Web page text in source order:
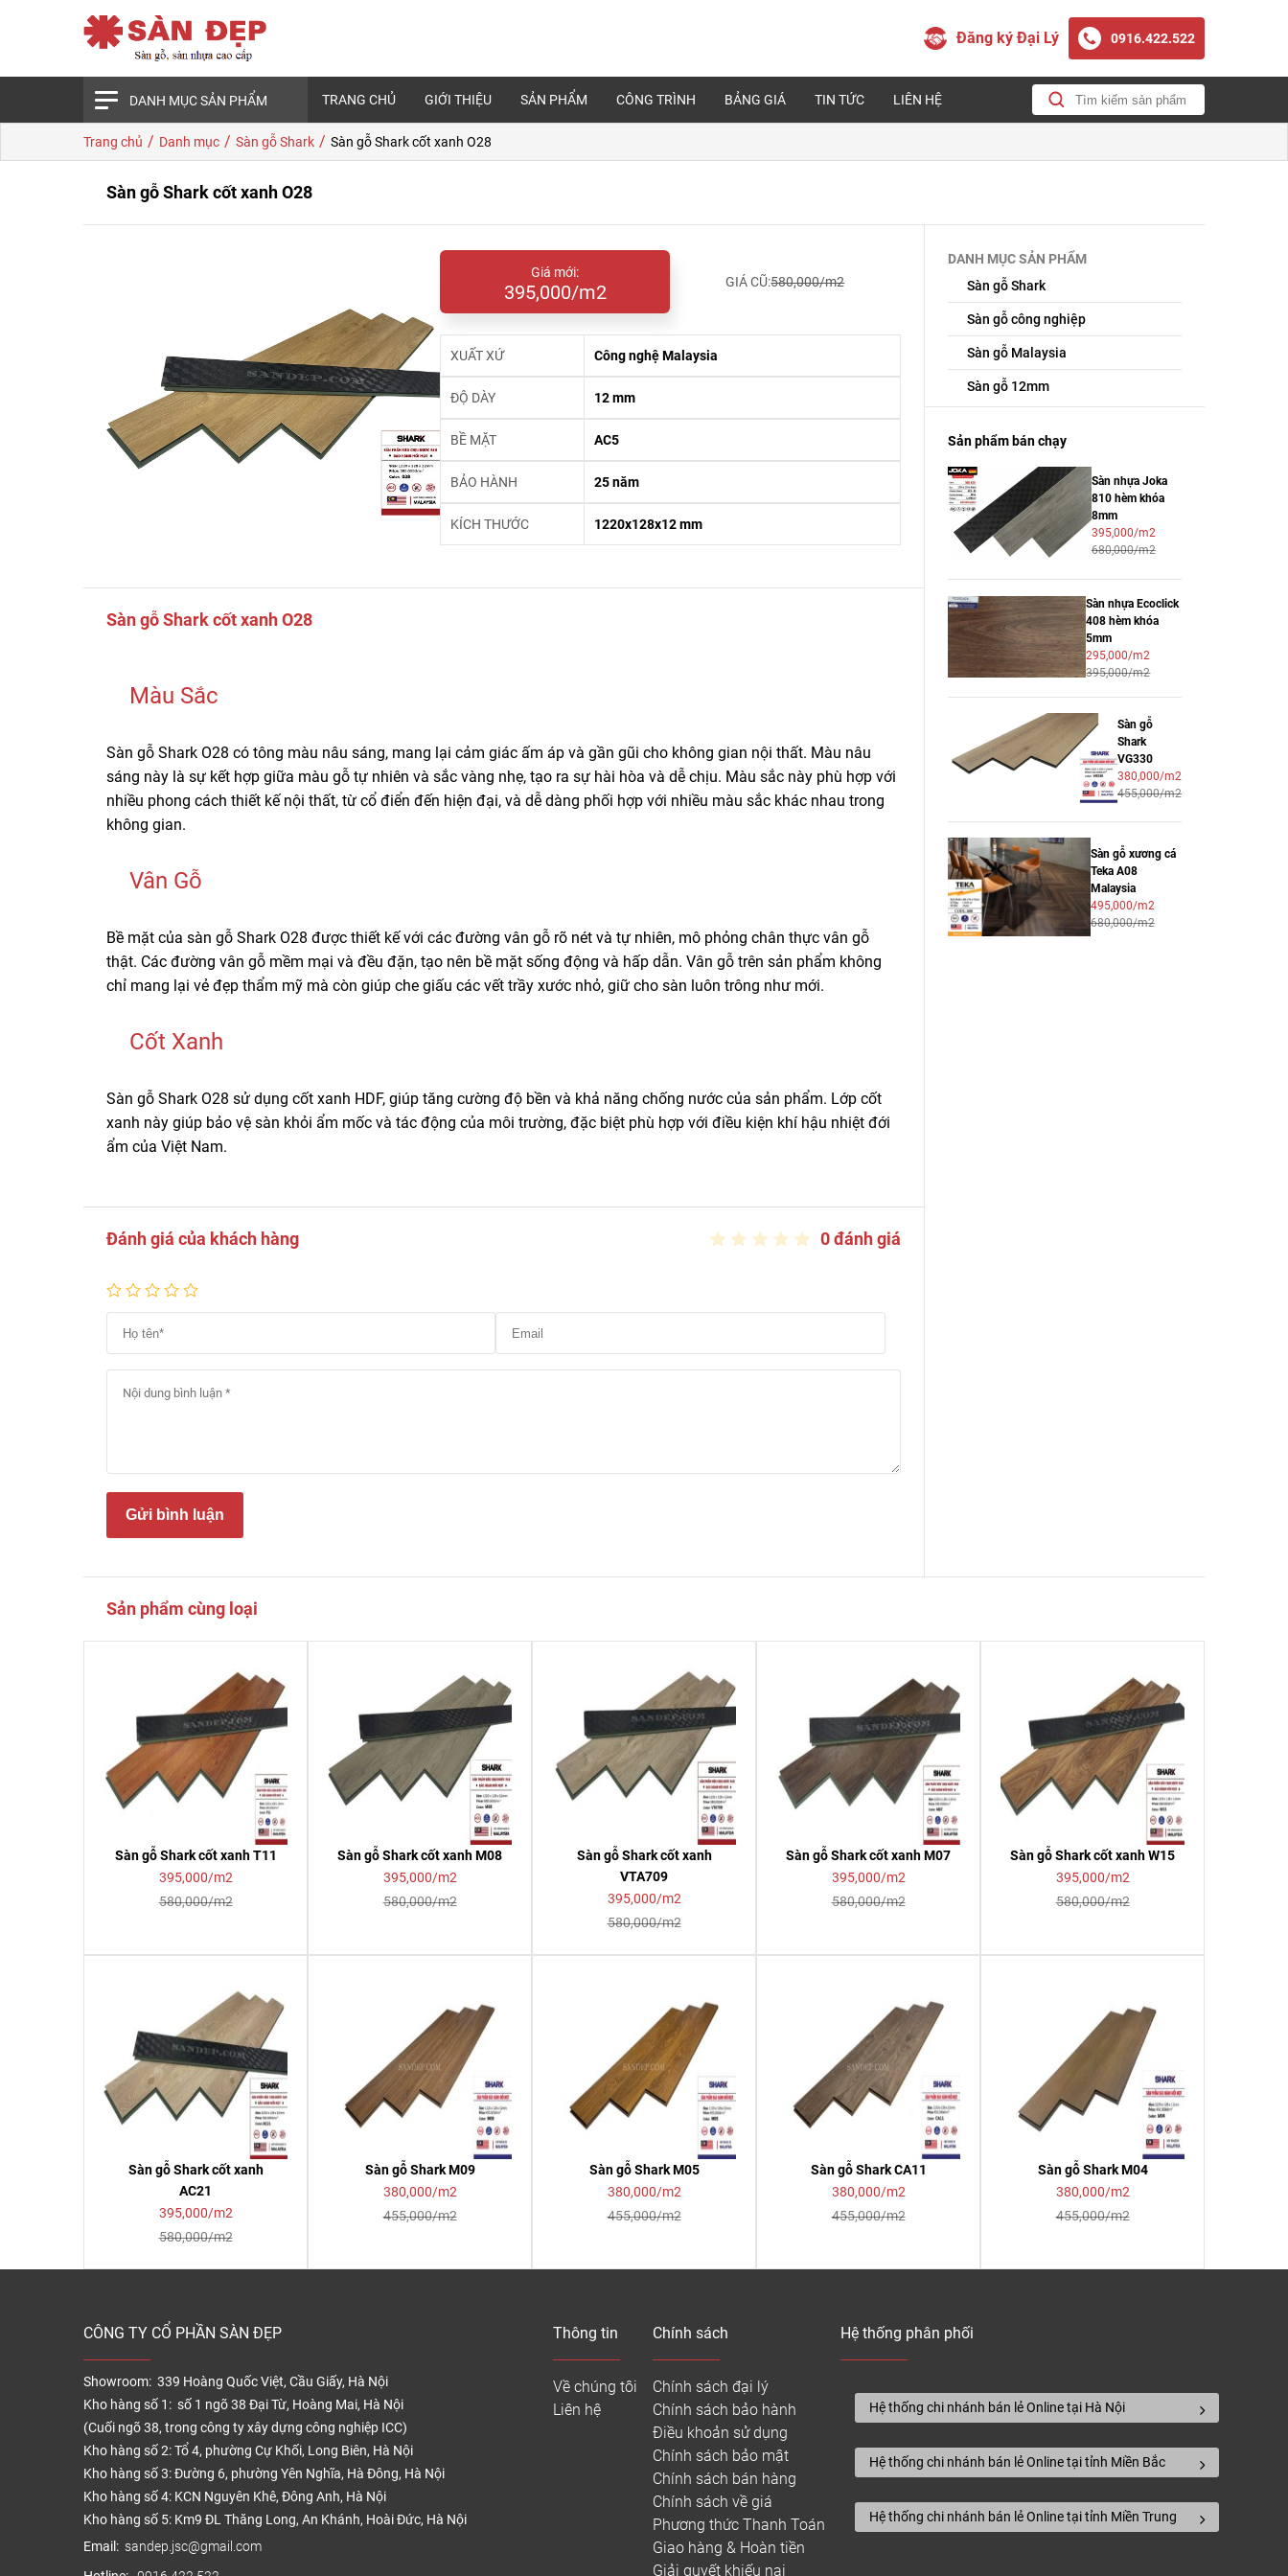
Đăng ký Đại Lý 0916.422.522
DANH MỤC SẢN PHẨM TRANG CHỦ GIỚI THIỆU SẢN PHẨM CÔNG TRÌNH BẢNG GIÁ TIN TỨC LIÊN HỆ
Trang chủ / Danh mục / Sàn gỗ Shark / Sàn gỗ Shark cốt xanh O28
Sàn gỗ Shark cốt xanh O28
Giá mới:
395,000/m2 GIÁ CŨ:580,000/m2
XUẤT XỨ Công nghệ Malaysia
ĐỘ DÀY 12 mm
BỀ MẶT AC5
BẢO HÀNH 25 năm
KÍCH THƯỚC 1220x128x12 mm
Sàn gỗ Shark cốt xanh O28
Màu Sắc
Sàn gỗ Shark O28 có tông màu nâu sáng, mang lại cảm giác ấm áp và gần gũi cho không gian nội thất. Màu nâu
sáng này là sự kết hợp giữa màu gỗ tự nhiên và sắc vàng nhẹ, tạo ra sự hài hòa và dễ chịu. Màu sắc này phù hợp với
nhiều phong cách thiết kế nội thất, từ cổ điển đến hiện đại, và dễ dàng phối hợp với nhiều màu sắc khác nhau trong
không gian.
Vân Gỗ
Bề mặt của sàn gỗ Shark O28 được thiết kế với các đường vân gỗ rõ nét và tự nhiên, mô phỏng chân thực vân gỗ
thật. Các đường vân gỗ mềm mại và đều đặn, tạo nên bề mặt sống động và hấp dẫn. Vân gỗ trên sản phẩm không
chỉ mang lại vẻ đẹp thẩm mỹ mà còn giúp che giấu các vết trầy xước nhỏ, giữ cho sàn luôn trông như mới.
Cốt Xanh
Sàn gỗ Shark O28 sử dụng cốt xanh HDF, giúp tăng cường độ bền và khả năng chống nước của sản phẩm. Lớp cốt
xanh này giúp bảo vệ sàn khỏi ẩm mốc và tác động của môi trường, đặc biệt phù hợp với điều kiện khí hậu nhiệt đới
ẩm của Việt Nam.
Đánh giá của khách hàng 0 đánh giá
Gửi bình luận
DANH MỤC SẢN PHẨM
Sàn gỗ Shark
Sàn gỗ công nghiệp
Sàn gỗ Malaysia
Sàn gỗ 12mm
Sản phẩm bán chạy
Sàn nhựa Joka
810 hèm khóa
8mm
395,000/m2
680,000/m2
Sàn nhựa Ecoclick
408 hèm khóa
5mm
295,000/m2
395,000/m2
Sàn gỗ
Shark
VG330
380,000/m2
455,000/m2
Sàn gỗ xương cá
Teka A08
Malaysia
495,000/m2
680,000/m2
Sản phẩm cùng loại
Sàn gỗ Shark cốt xanh T11
395,000/m2
580,000/m2
Sàn gỗ Shark cốt xanh M08
395,000/m2
580,000/m2
Sàn gỗ Shark cốt xanh
VTA709
395,000/m2
580,000/m2
Sàn gỗ Shark cốt xanh M07
395,000/m2
580,000/m2
Sàn gỗ Shark cốt xanh W15
395,000/m2
580,000/m2
Sàn gỗ Shark cốt xanh
AC21
395,000/m2
580,000/m2
Sàn gỗ Shark M09
380,000/m2
455,000/m2
Sàn gỗ Shark M05
380,000/m2
455,000/m2
Sàn gỗ Shark CA11
380,000/m2
455,000/m2
Sàn gỗ Shark M04
380,000/m2
455,000/m2
CÔNG TY CỔ PHẦN SÀN ĐẸP
Showroom: 339 Hoàng Quốc Việt, Cầu Giấy, Hà Nội
Kho hàng số 1: số 1 ngõ 38 Đại Từ, Hoàng Mai, Hà Nội
(Cuối ngõ 38, trong công ty xây dựng công nghiệp ICC)
Kho hàng số 2: Tổ 4, phường Cự Khối, Long Biên, Hà Nội
Kho hàng số 3: Đường 6, phường Yên Nghĩa, Hà Đông, Hà Nội
Kho hàng số 4: KCN Nguyên Khê, Đông Anh, Hà Nội
Kho hàng số 5: Km9 ĐL Thăng Long, An Khánh, Hoài Đức, Hà Nội
Email: sandep.jsc@gmail.com
Thông tin
Về chúng tôi
Liên hệ
Chính sách
Chính sách đại lý
Chính sách bảo hành
Điều khoản sử dụng
Chính sách bảo mật
Chính sách bán hàng
Chính sách về giá
Phương thức Thanh Toán
Giao hàng & Hoàn tiền
Giải quyết khiếu nại
Hệ thống phân phối
Hệ thống chi nhánh bán lẻ Online tại Hà Nội
Hệ thống chi nhánh bán lẻ Online tại tỉnh Miền Bắc
Hệ thống chi nhánh bán lẻ Online tại tỉnh Miền Trung